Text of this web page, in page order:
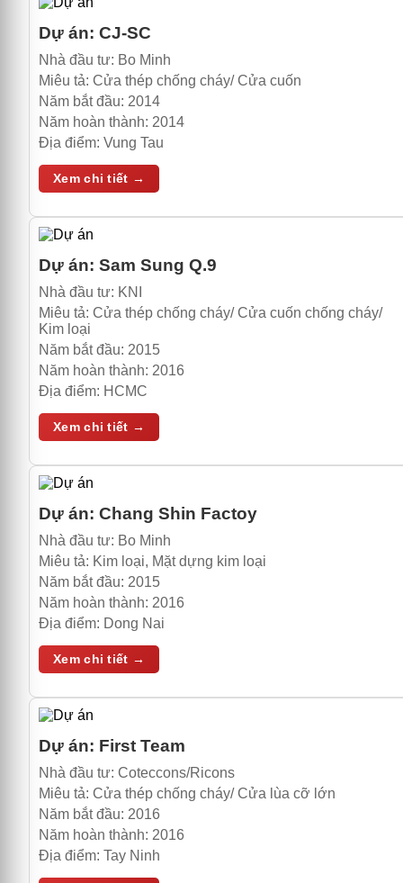
Dự án: CJ-SC
Nhà đầu tư: Bo Minh
Miêu tả: Cửa thép chống cháy/ Cửa cuốn
Năm bắt đầu: 2014
Năm hoàn thành: 2014
Địa điểm: Vung Tau
Xem chi tiết →
Dự án: Sam Sung Q.9
Nhà đầu tư: KNI
Miêu tả: Cửa thép chống cháy/ Cửa cuốn chống cháy/
Kim loại
Năm bắt đầu: 2015
Năm hoàn thành: 2016
Địa điểm: HCMC
Xem chi tiết →
Dự án: Chang Shin Factoy
Nhà đầu tư: Bo Minh
Miêu tả: Kim loại, Mặt dựng kim loại
Năm bắt đầu: 2015
Năm hoàn thành: 2016
Địa điểm: Dong Nai
Xem chi tiết →
Dự án: First Team
Nhà đầu tư: Coteccons/Ricons
Miêu tả: Cửa thép chống cháy/ Cửa lùa cỡ lớn
Năm bắt đầu: 2016
Năm hoàn thành: 2016
Địa điểm: Tay Ninh